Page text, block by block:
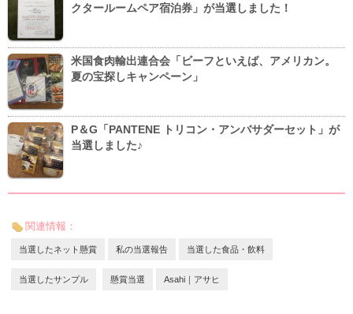
クタールームペア宿泊券」が当選しました！
米国食肉輸出連合会「ビーフといえば、アメリカン。
夏の宝探しキャンペーン」
P＆G「PANTENE トリコン・アンバサダーセット」が
当選しました♪
関連情報：
当選したネット懸賞 私の当選報告 当選した食品・飲料
当選したサンプル 懸賞当選 Asahi｜アサヒ